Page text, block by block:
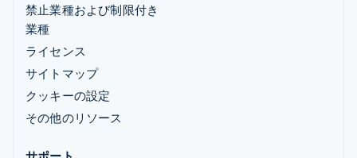
禁止業種および制限付き
業種
ライセンス
サイトマップ
クッキーの設定
その他のリソース